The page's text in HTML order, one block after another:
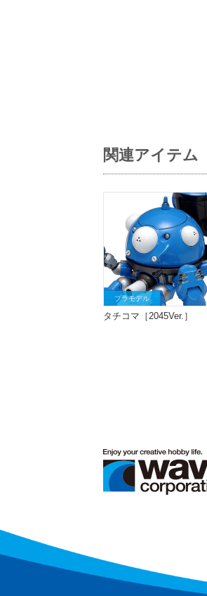
関連アイテム
プラモデル
タチコマ［2045Ver.］